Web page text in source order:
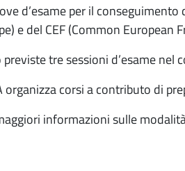
d’esame per il
e del CEF (Common European
previste tre sessioni d’esame nel
organizza corsi a contributo di
informazioni sulle